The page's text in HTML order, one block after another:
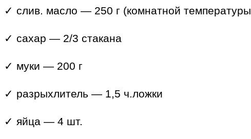
✓ слив. масло — 250 г (комнатной
✓ сахар — 2/3 стакана
✓ муки — 200 г
✓ разрыхлитель — 1,5 ч.ложки
✓ яйца — 4 шт.